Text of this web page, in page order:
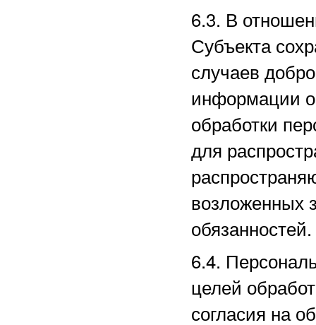
6.3. В
Субъекта
случаев
информации
обработки
для
возложенных
обязанностей.
6.4.
целей
согласия на